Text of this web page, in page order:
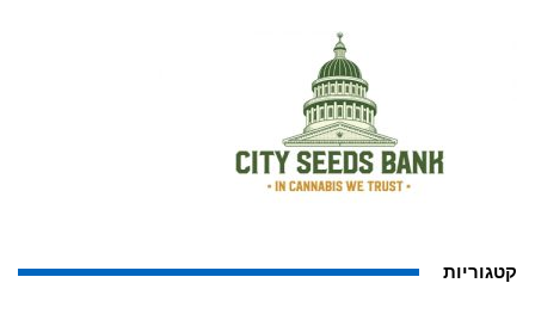
קטגוריות